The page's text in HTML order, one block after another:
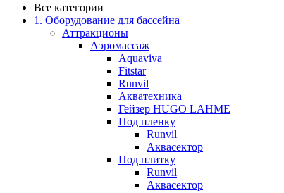
Все категории
1. Оборудование для бассейна
Аттракционы
Аэромассаж
Aquaviva
Fitstar
Runvil
Акватехника
Гейзер HUGO LAHME
Под пленку
Runvil
Аквасектор
Под плитку
Runvil
Аквасектор